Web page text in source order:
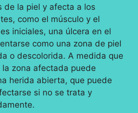
de la piel y afecta a los
como el músculo y el
iniciales, una úlcera en el
como una zona de piel
o descolorida. A medida que
la zona afectada puede
herida abierta, que puede
si no se trata y